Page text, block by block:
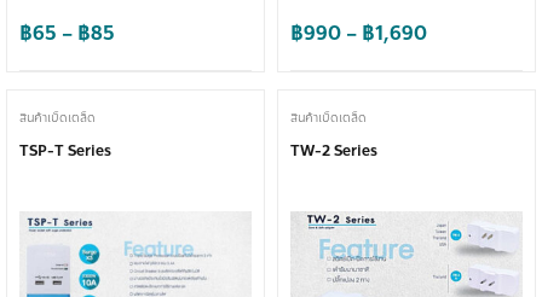
฿65 – ฿85 ฿990 – ฿1,690Price
สินค้าเบ็ดเตล็ด
TSP-T Series
สินค้าเบ็ดเตล็ด
TW-2 Series